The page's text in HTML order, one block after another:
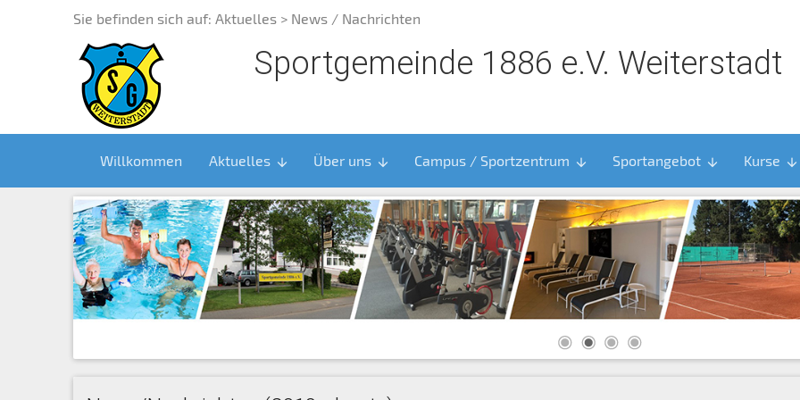
Sie befinden sich auf: Aktuelles > News / Nachrichten
Sportgemeinde 1886 e.V. Weiterstadt
Willkommen Aktuelles arrow_downward Über uns arrow_downward Campus / Sportzentrum arrow_downward Sportangebot arrow_downward Kurse arrow_downward